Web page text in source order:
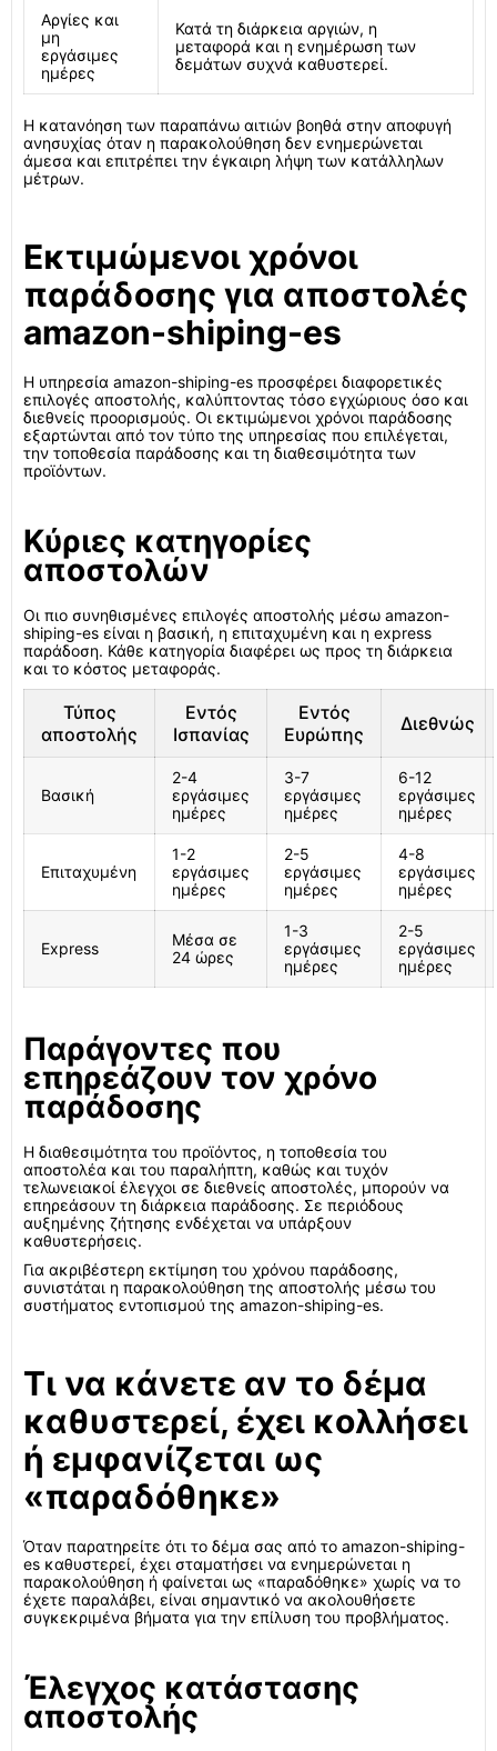
Αργίες και
μη
εργάσιμες
ημέρες
Κατά τη διάρκεια αργιών, η
μεταφορά και η ενημέρωση των
δεμάτων συχνά καθυστερεί.
Η κατανόηση των παραπάνω αιτιών βοηθά στην αποφυγή
ανησυχίας όταν η παρακολούθηση δεν ενημερώνεται
άμεσα και επιτρέπει την έγκαιρη λήψη των κατάλληλων
μέτρων.
Εκτιμώμενοι χρόνοι
παράδοσης για αποστολές
amazon-shiping-es
Η υπηρεσία amazon-shiping-es προσφέρει διαφορετικές
επιλογές αποστολής, καλύπτοντας τόσο εγχώριους όσο και
διεθνείς προορισμούς. Οι εκτιμώμενοι χρόνοι παράδοσης
εξαρτώνται από τον τύπο της υπηρεσίας που επιλέγεται,
την τοποθεσία παράδοσης και τη διαθεσιμότητα των
προϊόντων.
Κύριες κατηγορίες
αποστολών
Οι πιο συνηθισμένες επιλογές αποστολής μέσω amazon-
shiping-es είναι η βασική, η επιταχυμένη και η express
παράδοση. Κάθε κατηγορία διαφέρει ως προς τη διάρκεια
και το κόστος μεταφοράς.
Τύπος
αποστολής
Εντός
Ισπανίας
Εντός
Ευρώπης
Διεθνώς
Βασική
2-4
εργάσιμες
ημέρες
3-7
εργάσιμες
ημέρες
6-12
εργάσιμες
ημέρες
Επιταχυμένη
1-2
εργάσιμες
ημέρες
2-5
εργάσιμες
ημέρες
4-8
εργάσιμες
ημέρες
Express
Μέσα σε
24 ώρες
1-3
εργάσιμες
ημέρες
2-5
εργάσιμες
ημέρες
Παράγοντες που
επηρεάζουν τον χρόνο
παράδοσης
Η διαθεσιμότητα του προϊόντος, η τοποθεσία του
αποστολέα και του παραλήπτη, καθώς και τυχόν
τελωνειακοί έλεγχοι σε διεθνείς αποστολές, μπορούν να
επηρεάσουν τη διάρκεια παράδοσης. Σε περιόδους
αυξημένης ζήτησης ενδέχεται να υπάρξουν
καθυστερήσεις.
Για ακριβέστερη εκτίμηση του χρόνου παράδοσης,
συνιστάται η παρακολούθηση της αποστολής μέσω του
συστήματος εντοπισμού της amazon-shiping-es.
Τι να κάνετε αν το δέμα
καθυστερεί, έχει κολλήσει
ή εμφανίζεται ως
«παραδόθηκε»
Όταν παρατηρείτε ότι το δέμα σας από το amazon-shiping-
es καθυστερεί, έχει σταματήσει να ενημερώνεται η
παρακολούθηση ή φαίνεται ως «παραδόθηκε» χωρίς να το
έχετε παραλάβει, είναι σημαντικό να ακολουθήσετε
συγκεκριμένα βήματα για την επίλυση του προβλήματος.
Έλεγχος κατάστασης
αποστολής